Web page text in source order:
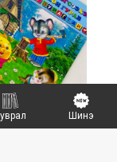
Шинэ